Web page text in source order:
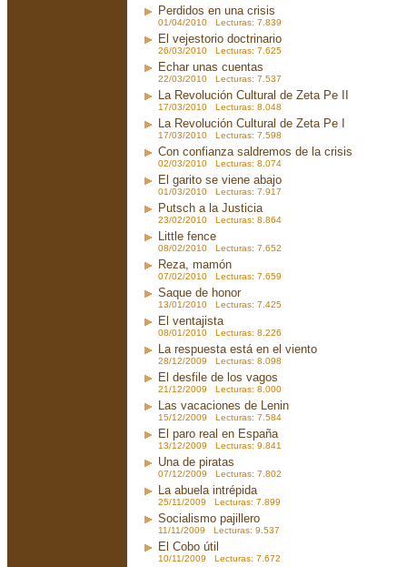
Perdidos en una crisis
01/04/2010 Lecturas: 7.839
El vejestorio doctrinario
26/03/2010 Lecturas: 7.625
Echar unas cuentas
22/03/2010 Lecturas: 7.537
La Revolución Cultural de Zeta Pe II
17/03/2010 Lecturas: 8.048
La Revolución Cultural de Zeta Pe I
17/03/2010 Lecturas: 7.598
Con confianza saldremos de la crisis
02/03/2010 Lecturas: 8.074
El garito se viene abajo
01/03/2010 Lecturas: 7.917
Putsch a la Justicia
23/02/2010 Lecturas: 8.864
Little fence
08/02/2010 Lecturas: 7.652
Reza, mamón
07/02/2010 Lecturas: 7.659
Saque de honor
13/01/2010 Lecturas: 7.425
El ventajista
08/01/2010 Lecturas: 8.226
La respuesta está en el viento
28/12/2009 Lecturas: 8.098
El desfile de los vagos
21/12/2009 Lecturas: 8.000
Las vacaciones de Lenin
15/12/2009 Lecturas: 7.584
El paro real en España
13/12/2009 Lecturas: 9.841
Una de piratas
07/12/2009 Lecturas: 7.802
La abuela intrépida
25/11/2009 Lecturas: 7.899
Socialismo pajillero
11/11/2009 Lecturas: 9.537
El Cobo útil
10/11/2009 Lecturas: 7.672